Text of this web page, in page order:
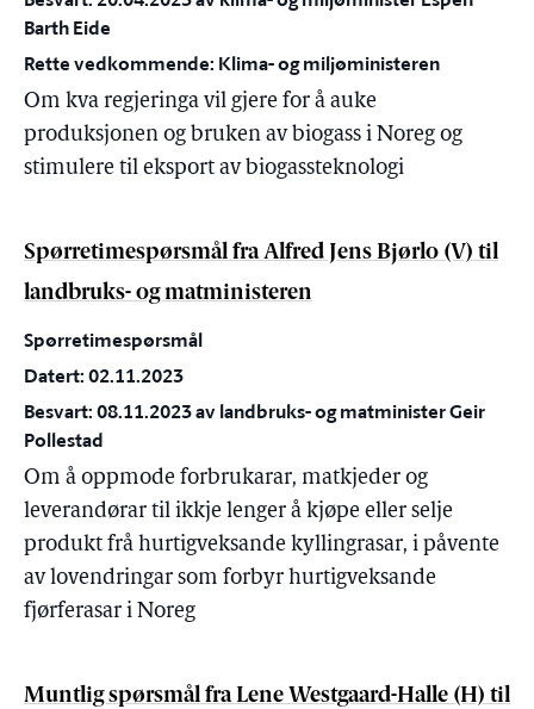
Barth Eide
Rette vedkommende: Klima- og miljøministeren
Om kva regjeringa vil gjere for å auke
produksjonen og bruken av biogass i Noreg og
stimulere til eksport av biogassteknologi
Spørretimespørsmål fra Alfred Jens Bjørlo (V) til
landbruks- og matministeren
Spørretimespørsmål
Datert: 02.11.2023
Besvart: 08.11.2023 av landbruks- og matminister Geir
Pollestad
Om å oppmode forbrukarar, matkjeder og
leverandørar til ikkje lenger å kjøpe eller selje
produkt frå hurtigveksande kyllingrasar, i påvente
av lovendringar som forbyr hurtigveksande
fjørferasar i Noreg
Muntlig spørsmål fra Lene Westgaard-Halle (H) til